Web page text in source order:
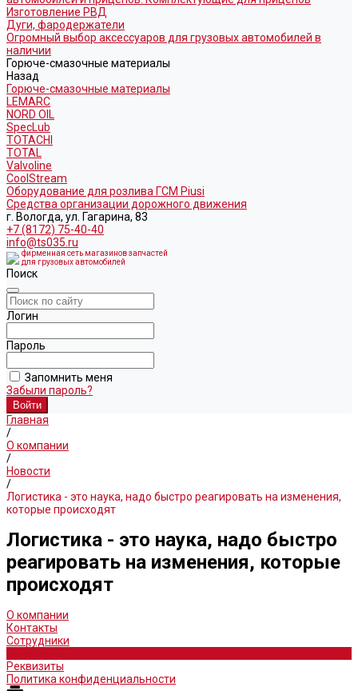
Изготовление РВД
Дуги, фародержатели
Огромный выбор аксессуаров для грузовых автомобилей в
наличии
Горюче-смазочные материалы
Назад
Горюче-смазочные материалы
LEMARC
NORD OIL
SpecLub
TOTACHI
TOTAL
Valvoline
CoolStream
Оборудование для розлива ГСМ Piusi
Средства организации дорожного движения
г. Вологда, ул. Гагарина, 83
+7 (8172) 75-40-40
info@ts035.ru
фирменная сеть магазинов запчастей
для грузовых автомобилей
Поиск
Логин
Пароль
Запомнить меня
Забыли пароль?
Главная
/
О компании
/
Новости
/
Логистика - это наука, надо быстро реагировать на изменения,
которые происходят
Логистика - это наука, надо быстро
реагировать на изменения, которые
происходят
О компании
Контакты
Сотрудники
Реквизиты
Политика конфиденциальности